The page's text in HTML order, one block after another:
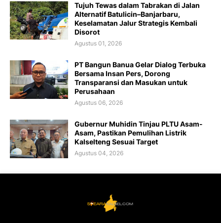
Tujuh Tewas dalam Tabrakan di Jalan
Alternatif Batulicin–Banjarbaru,
Keselamatan Jalur Strategis Kembali
Disorot
Agustus 01, 2026
PT Bangun Banua Gelar Dialog Terbuka
Bersama Insan Pers, Dorong
Transparansi dan Masukan untuk
Perusahaan
Agustus 06, 2026
Gubernur Muhidin Tinjau PLTU Asam-
Asam, Pastikan Pemulihan Listrik
Kalselteng Sesuai Target
Agustus 04, 2026